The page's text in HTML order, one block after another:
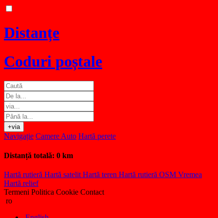
Distanțe
Coduri poștale
+via
Navigație Camere Auto Hartă perete
Distanță totală: 0 km
Hartă rutieră Hartă satelit Hartă teren Hartă rutieră OSM Vremea
Hartă relief
Termeni Politica Cookie Contact
ro